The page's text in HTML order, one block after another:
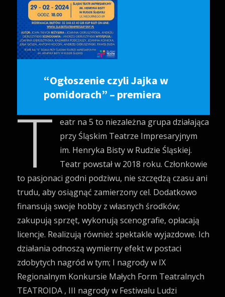
“Ogłoszenie czyli Jajka w
pomidorach” – premiera
T
eatr na 5 to niezależna grupa działająca
przy Śląskim Teatrze Impresaryjnym
im. Henryka Bisty w Rudzie Śląskiej.
Teatr powstał w 2018 roku. Członkowie
to pasjonaci godni podziwu, nie szczędzą czasu ani
trudu, aby osiągnąć zamierzony cel. Dodatkowo
finansują swoje hobby z własnych środków;
zakupują sprzęt, wykonują scenografie, opłacają
licencje. Realizują również spektakle wyjazdowe. Ich
działania odnoszą wymierny efekt w postaci
zdobytych nagród w tym; I nagrody w IX
Regionalnym Konkursie Małych Form Teatralnych
TEATROIDA , III nagrody w Festiwalu Ludzi